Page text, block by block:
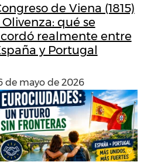
de Viena (1815)
Olivenza: qué se
realmente entre
y Portugal
de mayo de 2026